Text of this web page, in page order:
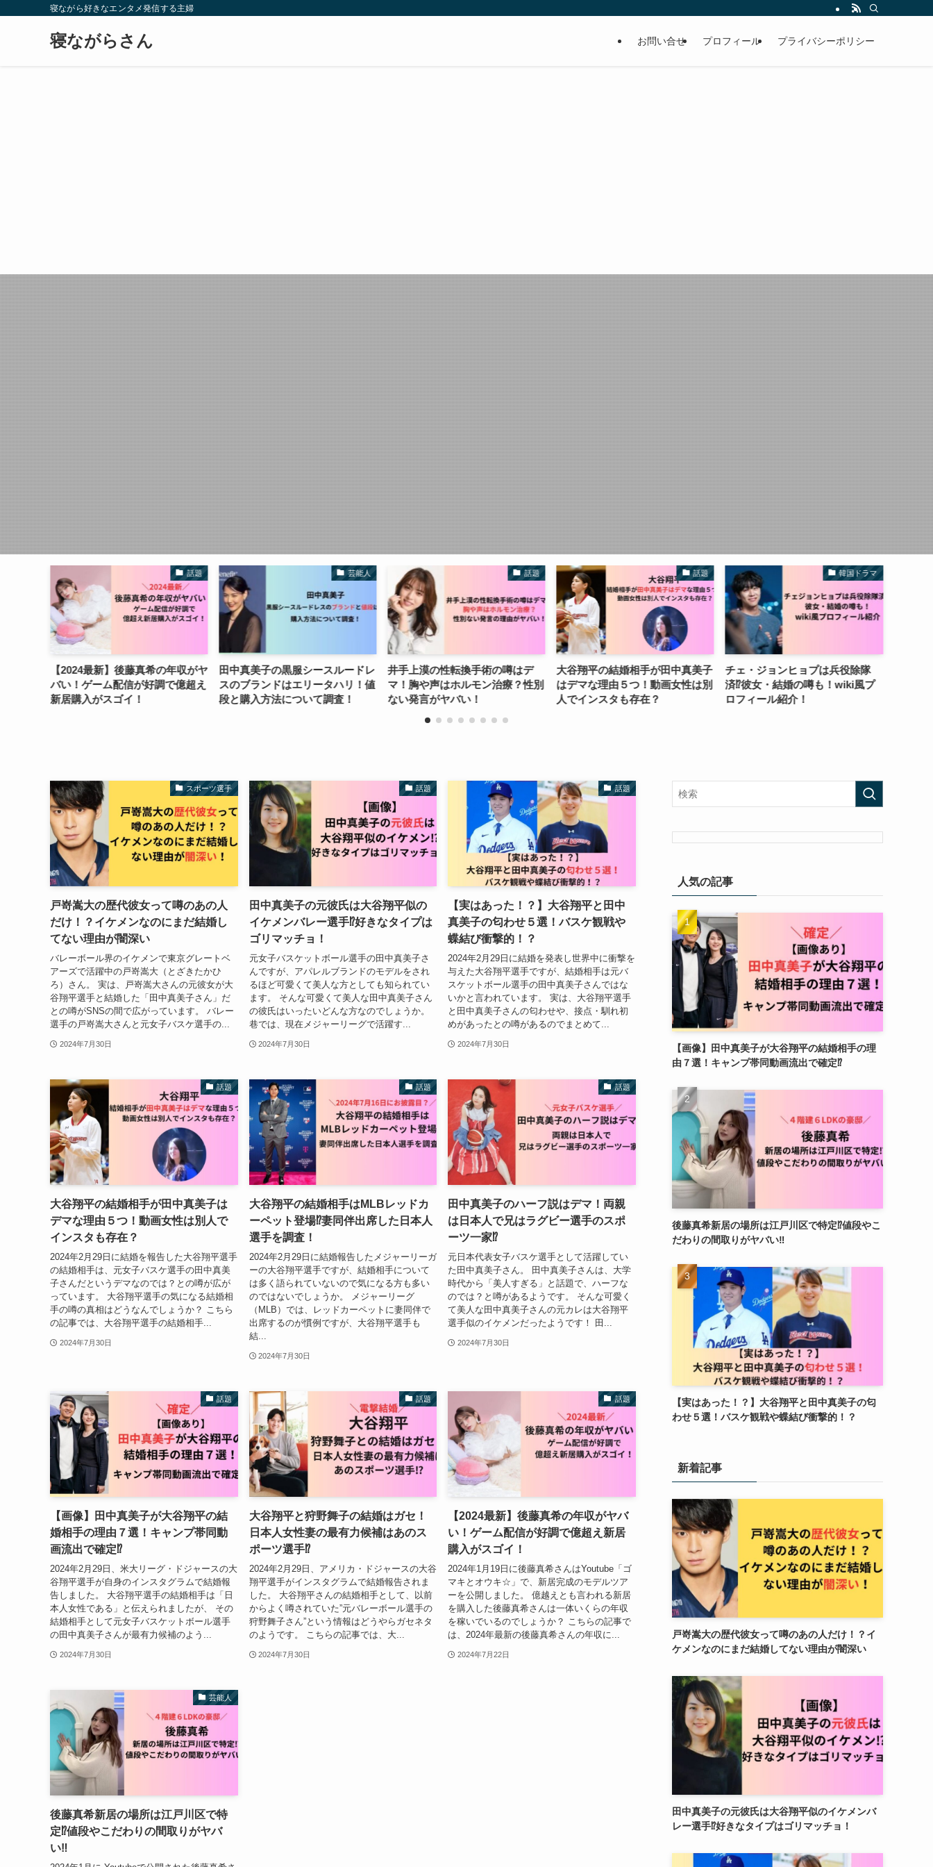
寝ながら好きなエンタメ発信する主婦
寝ながらさん お問い合せ プロフィール プライバシーポリシー
の年収がヤ
調で億超え
芸能人
田中真美子の黒服シースルードレ
スのブランドはエリータハリ！値
段と購入方法について調査！
井手上漠の性転換手術の噂はデ
マ！胸や声はホルモン治療？性別
ない発言がヤバい！
話題
大谷翔平の結婚相手が田中真美子
はデマな理由５つ！動画女性は別
人でインスタも存在？
韓国ドラマ
チェ・ジョンヒョプは兵役除隊
済⁉︎彼女・結婚の噂も！wiki風プ
ロフィール紹介！
韓国ドラマ
ナ・イヌの兵役は2024年で確
定！？いつから活動休止で復帰の
時期を調査
スポーツ選手
戸嵜嵩大の歴代彼女って噂のあの人
だけ！？イケメンなのにまだ結婚し
てない理由が闇深い
バレーボール界のイケメンで東京グレートベ
アーズで活躍中の戸嵜嵩大（とざきたかひ
ろ）さん。 実は、戸嵜嵩大さんの元彼女が大
谷翔平選手と結婚した「田中真美子さん」だ
との噂がSNSの間で広がっています。 バレー
選手の戸嵜嵩大さんと元女子バスケ選手の...
2024年7月30日
話題
田中真美子の元彼氏は大谷翔平似の
イケメンバレー選手⁉︎好きなタイプは
ゴリマッチョ！
元女子バスケットボール選手の田中真美子さ
んですが、アパレルブランドのモデルをされ
るほど可愛くて美人な方としても知られてい
ます。 そんな可愛くて美人な田中真美子さん
の彼氏はいったいどんな方なのでしょうか。
巷では、現在メジャーリーグで活躍す...
2024年7月30日
話題
【実はあった！？】大谷翔平と田中
真美子の匂わせ５選！バスケ観戦や
蝶結び衝撃的！？
2024年2月29日に結婚を発表し世界中に衝撃を
与えた大谷翔平選手ですが、結婚相手は元バ
スケットボール選手の田中真美子さんではな
いかと言われています。 実は、大谷翔平選手
と田中真美子さんの匂わせや、接点・馴れ初
めがあったとの噂があるのでまとめて...
2024年7月30日
話題
大谷翔平の結婚相手が田中真美子は
デマな理由５つ！動画女性は別人で
インスタも存在？
2024年2月29日に結婚を報告した大谷翔平選手
の結婚相手は、元女子バスケ選手の田中真美
子さんだというデマなのでは？との噂が広が
っています。 大谷翔平選手の気になる結婚相
手の噂の真相はどうなんでしょうか？ こちら
の記事では、大谷翔平選手の結婚相手...
2024年7月30日
話題
大谷翔平の結婚相手はMLBレッドカ
ーペット登場⁉︎妻同伴出席した日本人
選手を調査！
2024年2月29日に結婚報告したメジャーリーガ
ーの大谷翔平選手ですが、結婚相手について
は多く語られていないので気になる方も多い
のではないでしょうか。 メジャーリーグ
（MLB）では、レッドカーペットに妻同伴で
出席するのが慣例ですが、大谷翔平選手も
結...
2024年7月30日
話題
田中真美子のハーフ説はデマ！両親
は日本人で兄はラグビー選手のスポ
ーツ一家⁉︎
元日本代表女子バスケ選手として活躍してい
た田中真美子さん。 田中真美子さんは、大学
時代から「美人すぎる」と話題で、ハーフな
のでは？と噂があるようです。 そんな可愛く
て美人な田中真美子さんの元カレは大谷翔平
選手似のイケメンだったようです！ 田...
2024年7月30日
話題
【画像】田中真美子が大谷翔平の結
婚相手の理由７選！キャンプ帯同動
画流出で確定⁉︎
2024年2月29日、米大リーグ・ドジャースの大
谷翔平選手が自身のインスタグラムで結婚報
告しました。 大谷翔平選手の結婚相手は「日
本人女性である」と伝えられましたが、 その
結婚相手として元女子バスケットボール選手
の田中真美子さんが最有力候補のよう...
2024年7月30日
話題
大谷翔平と狩野舞子の結婚はガセ！
日本人女性妻の最有力候補はあのス
ポーツ選手⁉︎
2024年2月29日、アメリカ・ドジャースの大谷
翔平選手がインスタグラムで結婚報告されま
した。 大谷翔平さんの結婚相手として、以前
からよく噂されていた”元バレーボール選手の
狩野舞子さん”という情報はどうやらガセネタ
のようです。 こちらの記事では、大...
2024年7月30日
話題
【2024最新】後藤真希の年収がヤバ
い！ゲーム配信が好調で億超え新居
購入がスゴイ！
2024年1月19日に後藤真希さんはYoutube「ゴ
マキとオウキ☆」で、新居完成のモデルツア
ーを公開しました。 億越えとも言われる新居
を購入した後藤真希さんは一体いくらの年収
を稼いでいるのでしょうか？ こちらの記事で
は、2024年最新の後藤真希さんの年収に...
2024年7月22日
芸能人
後藤真希新居の場所は江戸川区で特
定⁉︎値段やこだわりの間取りがヤバ
い‼︎
人気の記事
【画像】田中真美子が大谷翔平の結婚相手の理
由７選！キャンプ帯同動画流出で確定⁉︎
後藤真希新居の場所は江戸川区で特定⁉︎値段やこ
だわりの間取りがヤバい‼︎
【実はあった！？】大谷翔平と田中真美子の匂
わせ５選！バスケ観戦や蝶結び衝撃的！？
新着記事
戸嵜嵩大の歴代彼女って噂のあの人だけ！？イ
ケメンなのにまだ結婚してない理由が闇深い
田中真美子の元彼氏は大谷翔平似のイケメンバ
レー選手⁉︎好きなタイプはゴリマッチョ！